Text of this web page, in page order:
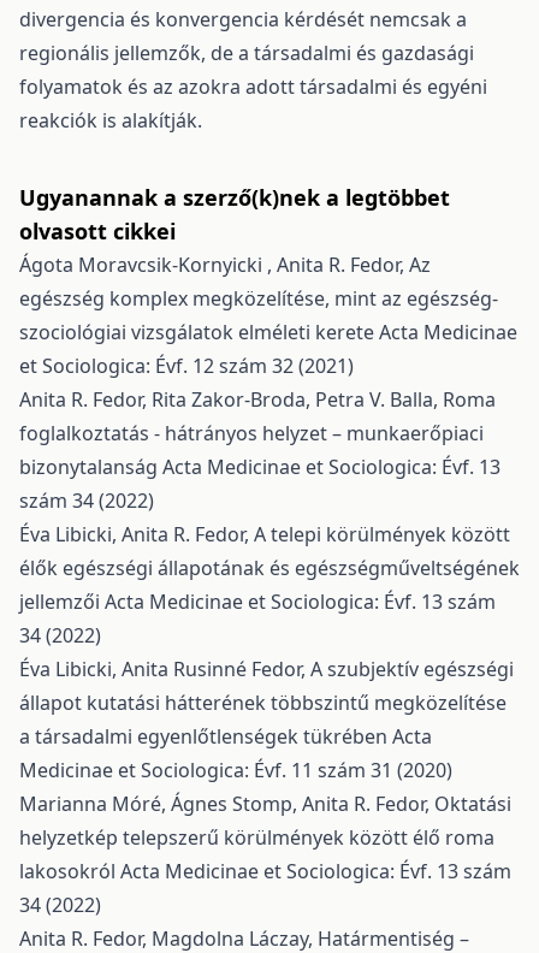
divergencia és konvergencia kérdését nemcsak a
regionális jellemzők, de a társadalmi és gazdasági
folyamatok és az azokra adott társadalmi és egyéni
reakciók is alakítják.
Ugyanannak a szerző(k)nek a legtöbbet
olvasott cikkei
Ágota Moravcsik-Kornyicki , Anita R. Fedor, Az
egészség komplex megközelítése, mint az egészség-
szociológiai vizsgálatok elméleti kereteActa Medicinae
et Sociologica: Évf. 12 szám 32 (2021)
Anita R. Fedor, Rita Zakor-Broda, Petra V. Balla, Roma
foglalkoztatás - hátrányos helyzet – munkaerőpiaci
bizonytalanság Acta Medicinae et Sociologica: Évf. 13
szám 34 (2022)
Éva Libicki, Anita R. Fedor, A telepi körülmények között
élők egészségi állapotának és egészségműveltségének
jellemzői Acta Medicinae et Sociologica: Évf. 13 szám
34 (2022)
Éva Libicki, Anita Rusinné Fedor, A szubjektív egészségi
állapot kutatási hátterének többszintű megközelítése
a társadalmi egyenlőtlenségek tükrében Acta
Medicinae et Sociologica: Évf. 11 szám 31 (2020)
Marianna Móré, Ágnes Stomp, Anita R. Fedor, Oktatási
helyzetkép telepszerű körülmények között élő roma
lakosokról Acta Medicinae et Sociologica: Évf. 13 szám
34 (2022)
Anita R. Fedor, Magdolna Láczay, Határmentiség –